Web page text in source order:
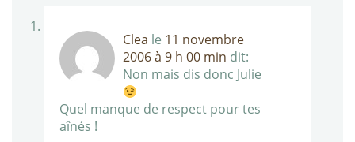
Clea le 11 novembre
2006 à 9 h 00 min dit:
Non mais dis donc Julie
Quel manque de respect pour tes
aînés !